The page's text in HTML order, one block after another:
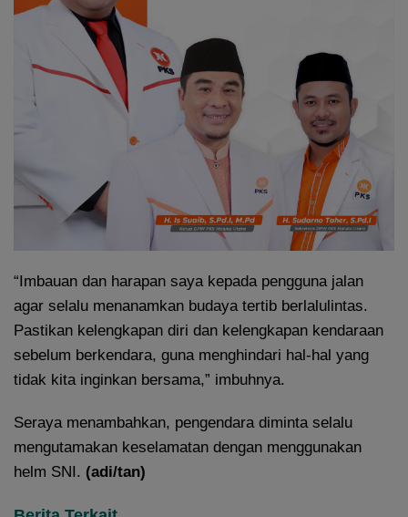
“Imbauan dan harapan saya kepada pengguna jalan
agar selalu menanamkan budaya tertib berlalulintas.
Pastikan kelengkapan diri dan kelengkapan kendaraan
sebelum berkendara, guna menghindari hal-hal yang
tidak kita inginkan bersama,” imbuhnya.
Seraya menambahkan, pengendara diminta selalu
mengutamakan keselamatan dengan menggunakan
helm SNI. (adi/tan)